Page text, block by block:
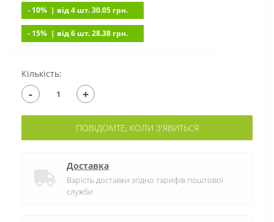
- 10% | вiд 4 шт. 30.05 грн.
- 15% | вiд 6 шт. 28.38 грн.
Кількість:
- +
ПОВІДОМТЕ, КОЛИ З'ЯВИТЬСЯ
Доставка
Варість доставки згідно тарифів поштової
служби